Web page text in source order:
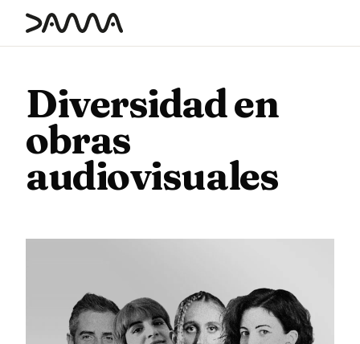
contenido
Diversidad en
obras
audiovisuales